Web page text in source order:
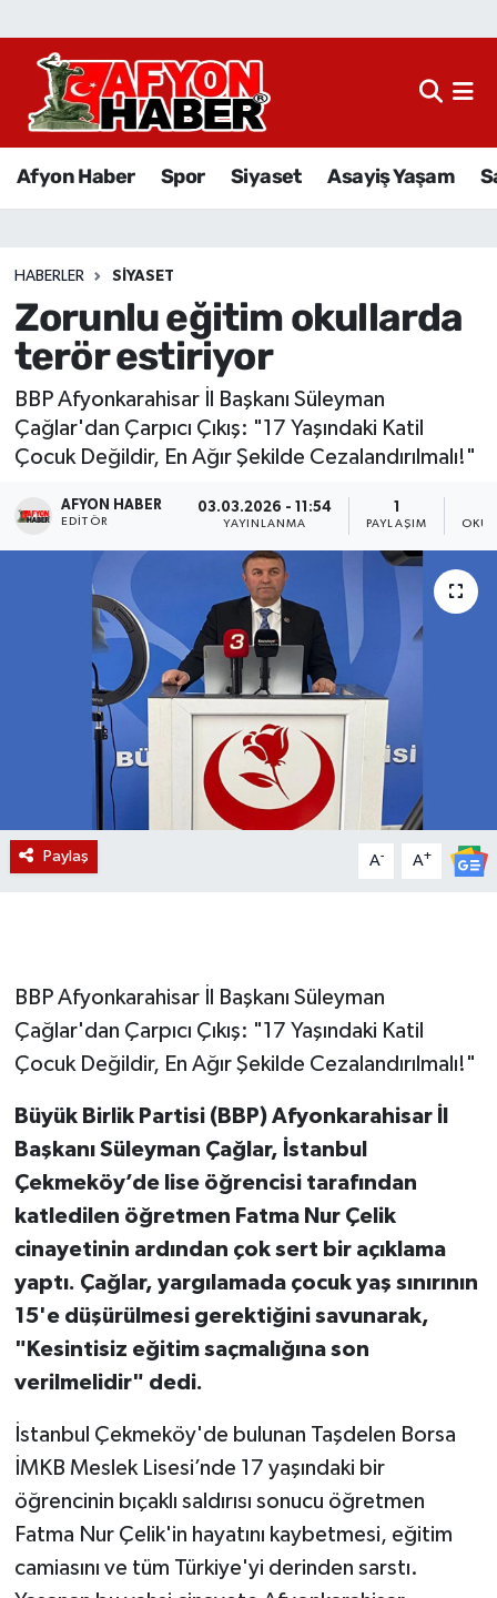
Afyon Haber Spor Siyaset Asayiş Yaşam
HABERLER SIYASET
Zorunlu eğitim okullarda
terör estiriyor
BBP Afyonkarahisar İl Başkanı Süleyman
Çağlar'dan Çarpıcı Çıkış: "17 Yaşındaki Katil
Çocuk Değildir, En Ağır Şekilde Cezalandırılmalı!"
AFYON HABER
EDITÖR
03.03.2026 - 11:54
YAYINLANMA PAYLAŞIM
Paylaş A- A+
BBP Afyonkarahisar İl Başkanı Süleyman
Çağlar'dan Çarpıcı Çıkış: "17 Yaşındaki Katil
Çocuk Değildir, En Ağır Şekilde Cezalandırılmalı!"
Büyük Birlik Partisi (BBP) Afyonkarahisar İl
Başkanı Süleyman Çağlar, İstanbul
Çekmeköy’de lise öğrencisi tarafından
katledilen öğretmen Fatma Nur Çelik
cinayetinin ardından çok sert bir açıklama
yaptı. Çağlar, yargılamada çocuk yaş sınırının
15'e düşürülmesi gerektiğini savunarak,
"Kesintisiz eğitim saçmalığına son
verilmelidir" dedi.
İstanbul Çekmeköy'de bulunan Taşdelen Borsa
İMKB Meslek Lisesi’nde 17 yaşındaki bir
öğrencinin bıçaklı saldırısı sonucu öğretmen
Fatma Nur Çelik'in hayatını kaybetmesi, eğitim
camiasını ve tüm Türkiye'yi derinden sarstı.
Afyon Haber
Sağlık
Eğitim
Sivil Toplum
Etkinlikler